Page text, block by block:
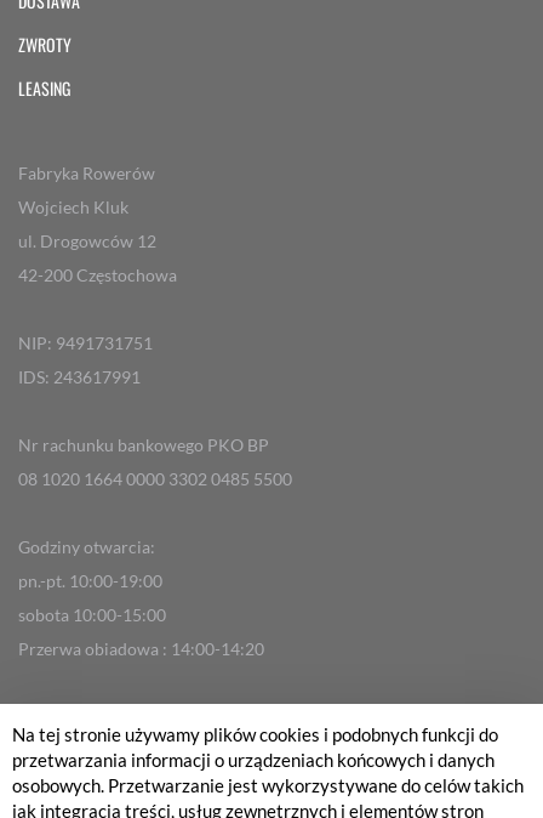
ZWROTY
LEASING
Fabryka Rowerów
Wojciech Kluk
ul. Drogowców 12
42-200 Częstochowa
NIP: 9491731751
IDS: 243617991
Nr rachunku bankowego PKO BP
08 1020 1664 0000 3302 0485 5500
Godziny otwarcia:
pn.-pt. 10:00-19:00
sobota 10:00-15:00
Przerwa obiadowa : 14:00-14:20
info@fabrykarowerow.com
Reklamacje
Na tej stronie używamy plików cookies i podobnych funkcji do
przetwarzania informacji o urządzeniach końcowych i danych
osobowych. Przetwarzanie jest wykorzystywane do celów takich
jak integracja treści, usług zewnętrznych i elementów stron